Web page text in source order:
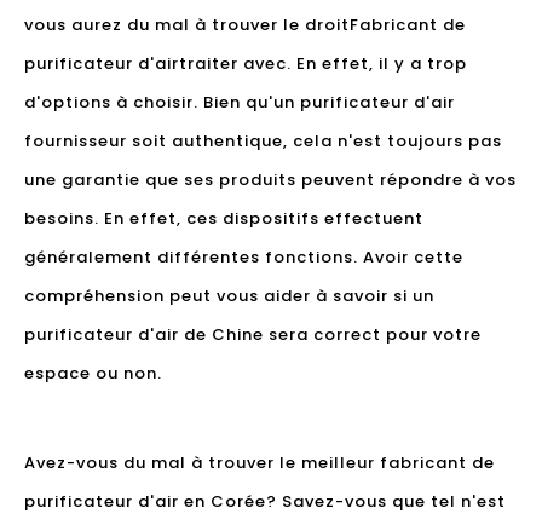
vous aurez du mal à trouver le droitFabricant de
purificateur d'airtraiter avec. En effet, il y a trop
d'options à choisir. Bien qu'un purificateur d'air
fournisseur soit authentique, cela n'est toujours pas
une garantie que ses produits peuvent répondre à vos
besoins. En effet, ces dispositifs effectuent
généralement différentes fonctions. Avoir cette
compréhension peut vous aider à savoir si un
purificateur d'air de Chine sera correct pour votre
espace ou non.
Avez-vous du mal à trouver le meilleur fabricant de
purificateur d'air en Corée? Savez-vous que tel n'est